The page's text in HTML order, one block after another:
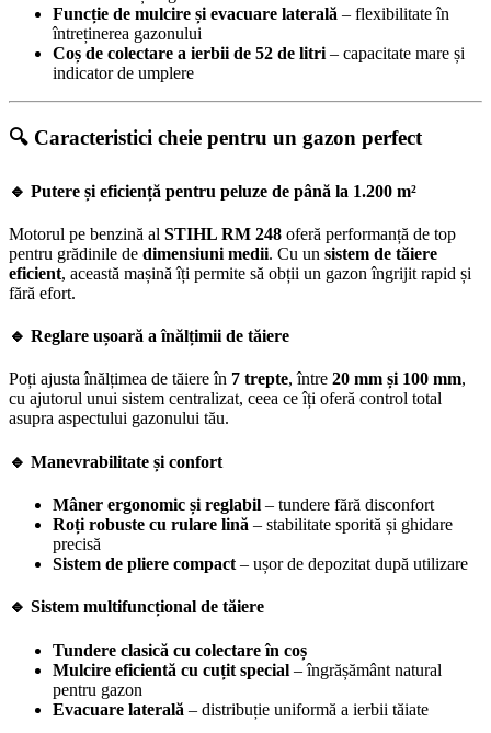
Funcție de mulcire și evacuare laterală – flexibilitate în
întreținerea gazonului
Coș de colectare a ierbii de 52 de litri – capacitate mare și
indicator de umplere
🔍 Caracteristici cheie pentru un gazon perfect
🔹 Putere și eficiență pentru peluze de până la 1.200 m²
Motorul pe benzină al STIHL RM 248 oferă performanță de top
pentru grădinile de dimensiuni medii. Cu un sistem de tăiere
eficient, această mașină îți permite să obții un gazon îngrijit rapid și
fără efort.
🔹 Reglare ușoară a înălțimii de tăiere
Poți ajusta înălțimea de tăiere în 7 trepte, între 20 mm și 100 mm,
cu ajutorul unui sistem centralizat, ceea ce îți oferă control total
asupra aspectului gazonului tău.
🔹 Manevrabilitate și confort
Mâner ergonomic și reglabil – tundere fără disconfort
Roți robuste cu rulare lină – stabilitate sporită și ghidare
precisă
Sistem de pliere compact – ușor de depozitat după utilizare
🔹 Sistem multifuncțional de tăiere
Tundere clasică cu colectare în coș
Mulcire eficientă cu cuțit special – îngrășământ natural
pentru gazon
Evacuare laterală – distribuție uniformă a ierbii tăiate